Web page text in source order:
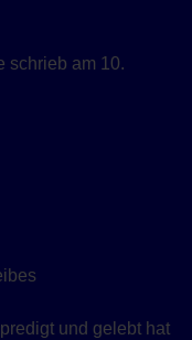
schrieb am 10.
und gelebt hat